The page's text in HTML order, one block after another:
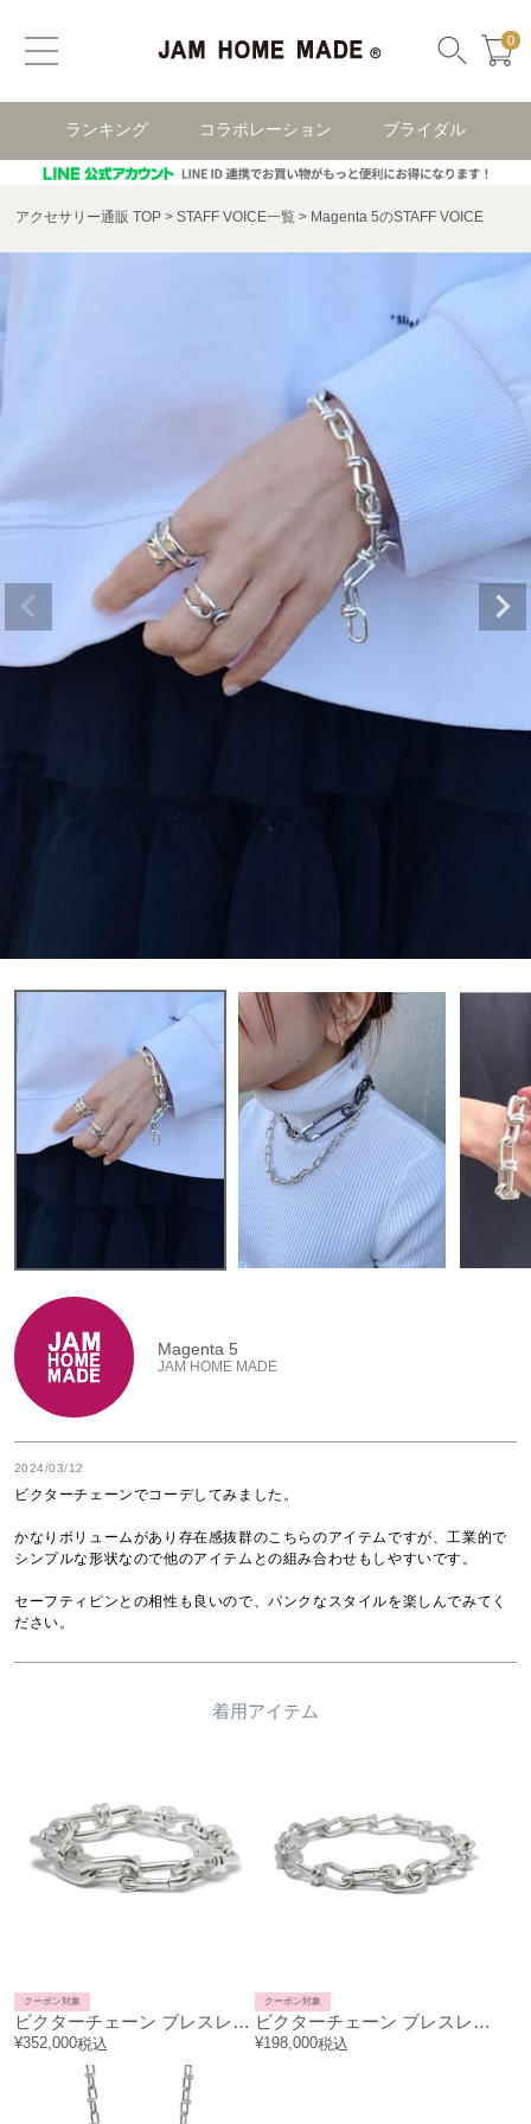
0
ランキング コラボレーション ブライダル
アクセサリー通販 TOP STAFF VOICE一覧 Magenta 5のSTAFF VOICE
Magenta 5
JAM HOME MADE
2024/03/12
ビクターチェーンでコーデしてみました。
かなりボリュームがあり存在感抜群のこちらのアイテムですが、工業的で
シンプルな形状なので他のアイテムとの組み合わせもしやすいです。
セーフティピンとの相性も良いので、パンクなスタイルを楽しんでみてく
ださい。
着用アイテム
ビクターチェーン ブレスレット L - シルバー
クーポン対象
¥352,000税込
ビクターチェーン ブレスレット M - シルバー
クーポン対象
¥198,000税込